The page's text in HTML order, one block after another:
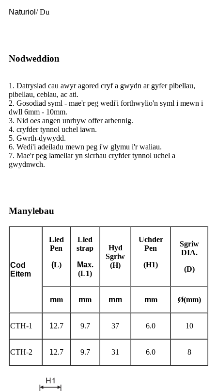
Naturiol / Du
Nodweddion
1. Datrysiad cau awyr agored cryf a gwydn ar gyfer pibellau,
pibellau, ceblau, ac ati.
2. Gosodiad syml - mae'r peg wedi'i forthwylio'n syml i mewn i
dwll 6mm - 10mm.
3. Nid oes angen unrhyw offer arbennig.
4. cryfder tynnol uchel iawn.
5. Gwrth-dywydd.
6. Wedi'i adeiladu mewn peg i'w glymu i'r waliau.
7. Mae'r peg lamellar yn sicrhau cryfder tynnol uchel a
gwydnwch.
Manylebau
Cod
Eitem
Lled
Pen
(L)
Lled
strap
Max.
(L1)
Hyd
Sgriw
(H)
Uchder
Pen
(H1)
Sgriw
DIA.
(D)
mm mm mm mm Ø(mm)
CTH-1 12.7 9.7 37 6.0 10
CTH-2 12.7 9.7 31 6.0 8